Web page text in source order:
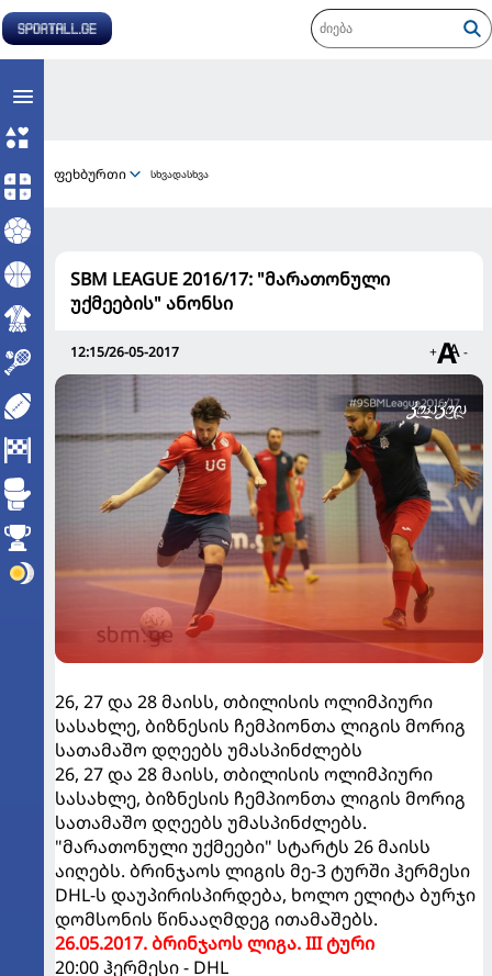
ფეხბურთი სხვადასხვა
SBM LEAGUE 2016/17: "მარათონული
უქმეების" ანონსი
12:15/26-05-2017 + -
26, 27 და 28 მაისს, თბილისის ოლიმპიური
სასახლე, ბიზნესის ჩემპიონთა ლიგის მორიგ
სათამაშო დღეებს უმასპინძლებს
26, 27 და 28 მაისს, თბილისის ოლიმპიური
სასახლე, ბიზნესის ჩემპიონთა ლიგის მორიგ
სათამაშო დღეებს უმასპინძლებს.
"მარათონული უქმეები" სტარტს 26 მაისს
აიღებს. ბრინჯაოს ლიგის მე-3 ტურში ჰერმესი
DHL-ს დაუპირისპირდება, ხოლო ელიტა ბურჯი
დომსონის წინააღმდეგ ითამაშებს.
26.05.2017. ბრინჯაოს ლიგა. III ტური
20:00 ჰერმესი - DHL